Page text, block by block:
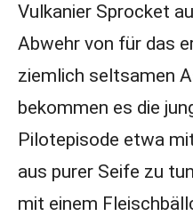
Vulkanier Sprocket
Abwehr von für das
ziemlich seltsamen
bekommen es die
Pilotepisode etwa
aus purer Seife zu
mit einem